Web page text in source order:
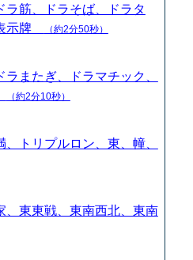
ラ筋、ドラそば、ドラタ
示牌
（約2分50秒）
またぎ、ドラマチック、
（約2分10秒）
トリプルロン、東、幢、
、東東戦、東南西北、東南